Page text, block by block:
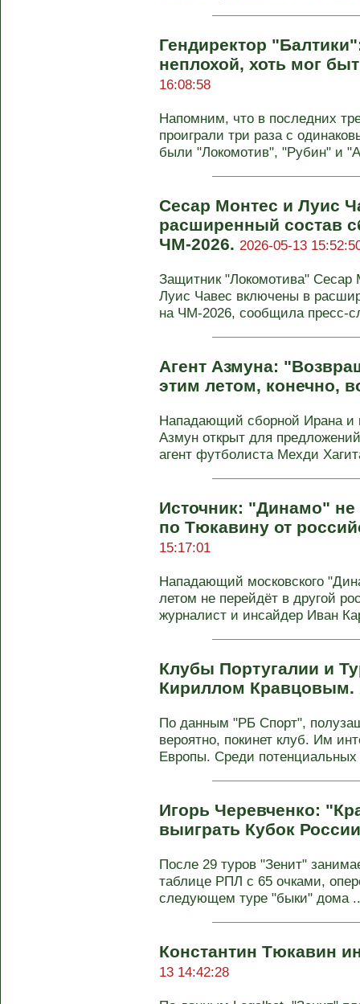
Гендиректор
неплохой, хоть мог
16:08:58
Напомним, что в последних
проиграли три раза с
были "Локомотив", "Рубин" и
Сесар Монтес и Луис
расширенный состав
ЧМ-2026. 2026-05-13
Защитник "Локомотива"
Луис Чавес включены в
на ЧМ-2026, сообщила пресс-
Агент Азмуна:
этим летом, конечно,
Нападающий сборной Ирана
Азмун открыт для
агент футболиста Мехди
Источник: "Динамо"
по Тюкавину от
15:17:01
Нападающий московского
летом не перейдёт в другой
журналист и инсайдер Иван
Клубы Португалии и
Кириллом Кравцовым.
По данным "РБ Спорт",
вероятно, покинет клуб. Им
Европы. Среди
Игорь Черевченко:
выиграть Кубок
После 29 туров "Зенит"
таблице РПЛ с 65 очками,
следующем туре "быки" дома
Константин Тюкавин
13 14:42:28